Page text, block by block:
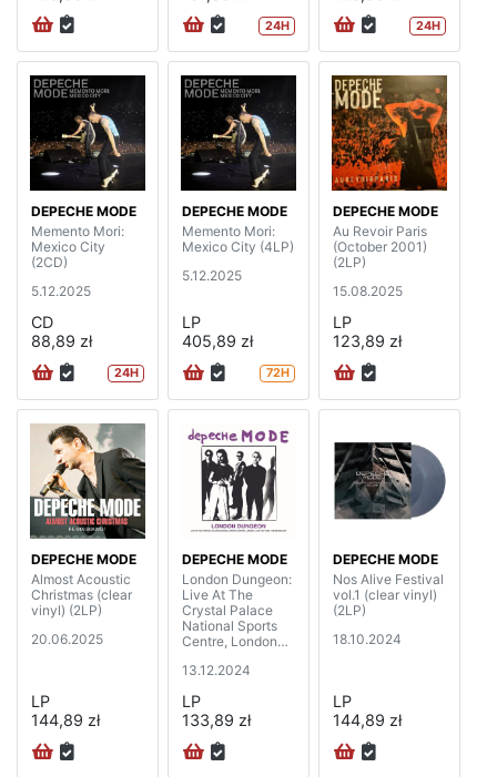
24H 24H
DEPECHE MODE
Memento Mori:
Mexico City
(2CD)
5.12.2025
CD
88,89 zł
24H
DEPECHE MODE
Memento Mori:
Mexico City (4LP)
5.12.2025
LP
405,89 zł
72H
DEPECHE MODE
Au Revoir Paris
(October 2001)
(2LP)
15.08.2025
LP
123,89 zł
DEPECHE MODE
Almost Acoustic
Christmas (clear
vinyl) (2LP)
20.06.2025
LP
144,89 zł
DEPECHE MODE
London Dungeon:
Live At The
Crystal Palace
National Sports
Centre, London
13.12.2024
LP
133,89 zł
DEPECHE MODE
Nos Alive Festival
vol.1 (clear vinyl)
(2LP)
18.10.2024
LP
144,89 zł